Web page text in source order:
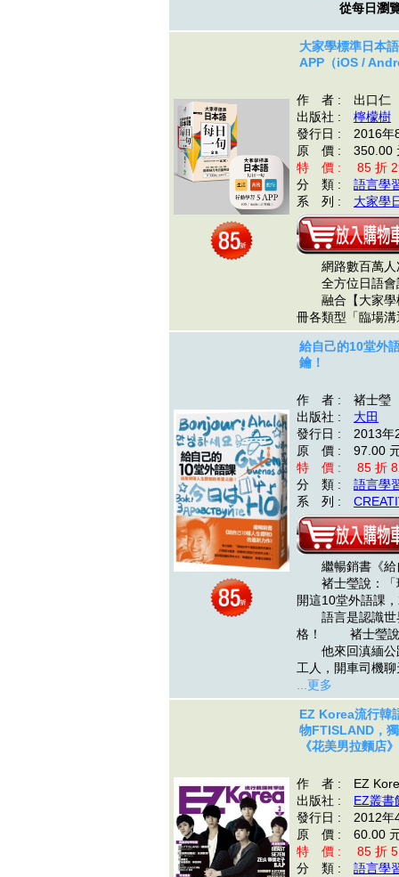
從每日瀏
大家學標準日本
APP（iOS /
作 者 : 出口仁
出版社 : 檸檬樹
發行日 : 2016年
原 價 : 350.00
特 價 : 85 折
分 類 : 語言學
系 列 : 大家學
網路數百萬人
全方位日語會
融合【大家學
冊各類型「臨場
給自己的10堂外
鑰！
作 者 : 褚士瑩
出版社 : 大田
發行日 : 2013年
原 價 : 97.00
特 價 : 85 折
分 類 : 語言學
系 列 :
繼暢銷書《給
褚士瑩說：「
開這10堂外語課
語言是認識世
格！ 褚士瑩說
他來回滇緬公
工人，開車司
...更多
EZ Korea流行韓
物FTISLAND，
《花美男拉麵店
作 者 : EZ
出版社 : EZ叢書
發行日 : 2012年
原 價 : 60.00
特 價 : 85 折
分 類 : 語言學